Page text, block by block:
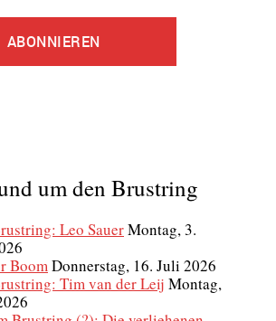
um den Brustring
Leo SauerMontag, 3.
BoomDonnerstag, 16. Juli 2026
Tim van der Leij Montag,